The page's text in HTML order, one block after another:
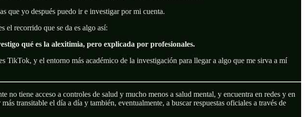
que yo después puedo ir e investigar por mi cuenta.
el recorrido que se da es algo así:
qué es la alexitimia, pero explicada por profesionales.
TikTok, y el entorno más académico de la investigación para llegar a algo que me sirva a mí
tiene acceso a controles de salud y mucho menos a salud mental, y encuentra en redes y en
transitable el día a día y también, eventualmente, a buscar respuestas oficiales a través de